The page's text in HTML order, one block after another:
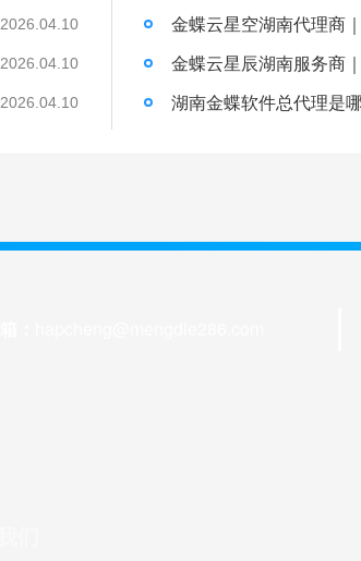
2026.04.10
2026.04.10
2026.04.10